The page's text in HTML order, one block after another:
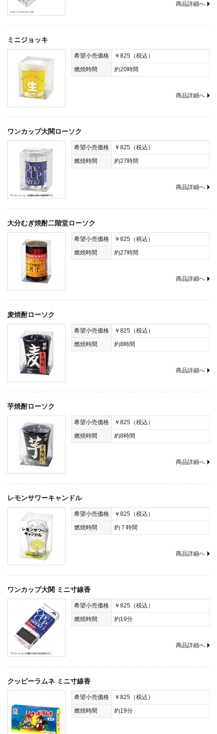
商品詳細へ
ミニジョッキ
希望小売価格
￥825（税込）
燃焼時間
約20時間
商品詳細へ
ワンカップ大関ローソク
希望小売価格
￥825（税込）
燃焼時間
約27時間
商品詳細へ
大分むぎ焼酎二階堂ローソク
希望小売価格
￥825（税込）
燃焼時間
約27時間
商品詳細へ
麦焼酎ローソク
希望小売価格
￥825（税込）
燃焼時間
約8時間
商品詳細へ
芋焼酎ローソク
希望小売価格
￥825（税込）
燃焼時間
約8時間
商品詳細へ
レモンサワーキャンドル
希望小売価格
￥825（税込）
燃焼時間
約７時間
商品詳細へ
ワンカップ大関 ミニ寸線香
希望小売価格
￥825（税込）
燃焼時間
約19分
商品詳細へ
クッピーラムネ ミニ寸線香
希望小売価格
￥825（税込）
燃焼時間
約19分